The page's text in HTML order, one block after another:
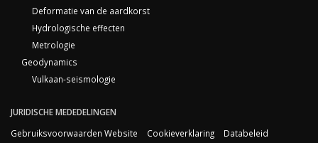
Deformatie van de aardkorst
Hydrologische effecten
Metrologie
Geodynamics
Vulkaan-seismologie
JURIDISCHE MEDEDELINGEN
Gebruiksvoorwaarden Website
Cookieverklaring
Databeleid